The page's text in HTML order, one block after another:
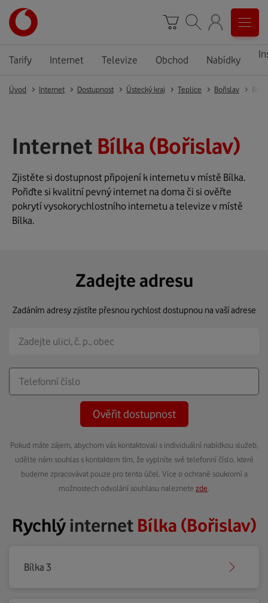
Tarify Internet Televize Obchod Nabídky
Úvod Internet Dostupnost Ústecký kraj Teplice Bořislav Bílka
Internet Bílka (Bořislav)
Zjistěte si dostupnost připojení k internetu v místě Bílka.
Pořiďte si kvalitní pevný internet na doma či si ověřte
pokrytí vysokorychlostního internetu a televize v místě
Bílka.
Zadejte adresu
Zadáním adresy zjistíte přesnou rychlost dostupnou na vaší adrese
Ověřit dostupnost
Pokud máte zájem, abychom vás kontaktovali s individuální nabídkou služeb,
udělte nám souhlas s kontaktem tím, že vyplníte své telefonní číslo, které
budeme zpracovávat pouze pro tento účel. Více o ochraně soukromí a
možnostech odvolání souhlasu naleznete zde
Rychlýinternet Bílka (Bořislav)
Bílka 3